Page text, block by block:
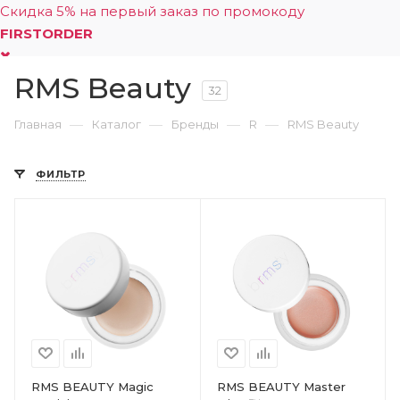
Скидка 5% на первый заказ по промокоду
FIRSTORDER
RMS Beauty 32
Главная — Каталог — Бренды — R — RMS Beauty
ФИЛЬТР
RMS BEAUTY Magic
RMS BEAUTY Master